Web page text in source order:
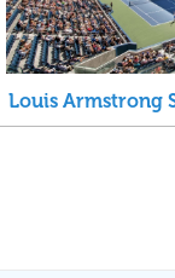
Louis Armstrong